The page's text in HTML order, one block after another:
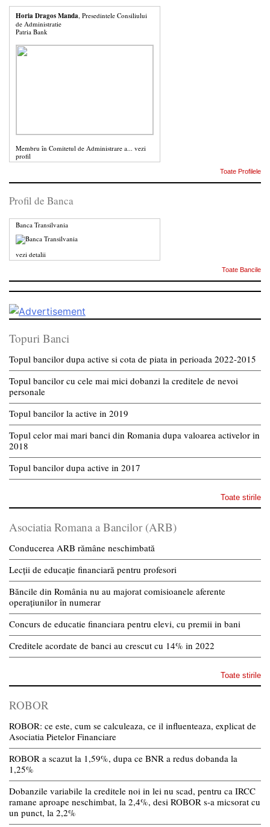
Horia Dragos Manda , Presedintele Consiliului
de Administratie
Patria Bank
Membru în Comitetul de Administrare a... vezi
profil
Toate Profilele
Profil de Banca
Banca Transilvania
vezi detalii
Toate Bancile
Topuri Banci
Topul bancilor dupa active si cota de piata in perioada 2022-2015
Topul bancilor cu cele mai mici dobanzi la creditele de nevoi
personale
Topul bancilor la active in 2019
Topul celor mai mari banci din Romania dupa valoarea activelor in
2018
Topul bancilor dupa active in 2017
Toate stirile
Asociatia Romana a Bancilor (ARB)
Conducerea ARB rămâne neschimbată
Lecții de educație financiară pentru profesori
Băncile din România nu au majorat comisioanele aferente
operațiunilor în numerar
Concurs de educatie financiara pentru elevi, cu premii in bani
Creditele acordate de banci au crescut cu 14% in 2022
Toate stirile
ROBOR
ROBOR: ce este, cum se calculeaza, ce il influenteaza, explicat de
Asociatia Pietelor Financiare
ROBOR a scazut la 1,59%, dupa ce BNR a redus dobanda la
1,25%
Dobanzile variabile la creditele noi in lei nu scad, pentru ca IRCC
ramane aproape neschimbat, la 2,4%, desi ROBOR s-a micsorat cu
un punct, la 2,2%